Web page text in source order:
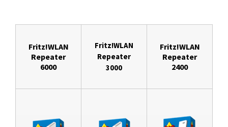
Fritz!WLAN
Repeater
6000
Fritz!WLAN
Repeater
3000
Fritz!WLAN
Repeater
2400